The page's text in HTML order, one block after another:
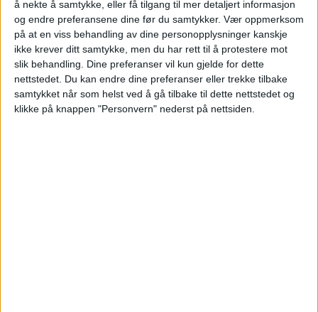
å nekte å samtykke, eller få tilgang til mer detaljert informasjon
og endre preferansene dine før du samtykker. Vær oppmerksom
på at en viss behandling av dine personopplysninger kanskje
ikke krever ditt samtykke, men du har rett til å protestere mot
slik behandling. Dine preferanser vil kun gjelde for dette
nettstedet. Du kan endre dine preferanser eller trekke tilbake
samtykket når som helst ved å gå tilbake til dette nettstedet og
klikke på knappen "Personvern" nederst på nettsiden.
Folk i området har et veldig godt
kollektivtilbud